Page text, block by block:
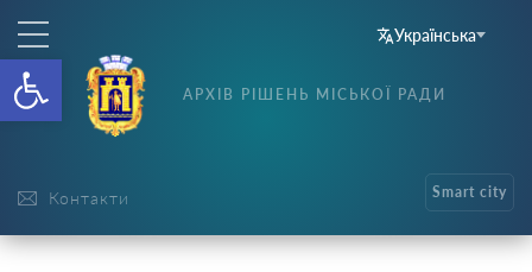
Відкрити Панель
Українська
Контакти
АРХІВ РІШЕНЬ МІСЬКОЇ РАДИ
Smart city